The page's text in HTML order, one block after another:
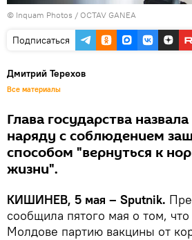
© Inquam Photos / OCTAV GANEA
Подписаться
Дмитрий Терехов
Все материалы
Глава государства
наряду с соблюдением
способом "вернуться к
жизни".
КИШИНЕВ, 5 мая – Sputnik.
сообщила пятого мая о том,
Молдове партию вакцины от